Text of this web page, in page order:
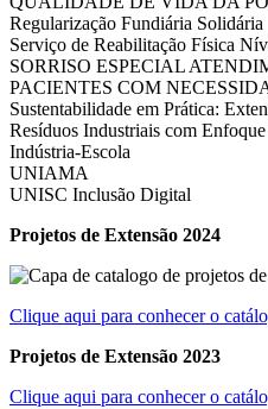
Regularização Fundiária Solidária
Serviço de Reabilitação Física
SORRISO ESPECIAL
PACIENTES COM
Sustentabilidade em Prática:
Resíduos Industriais com
Indústria-Escola
UNIAMA
UNISC Inclusão Digital
Projetos de Extensão 2024
Clique aqui para conhecer o
Projetos de Extensão 2023
Clique aqui para conhecer o